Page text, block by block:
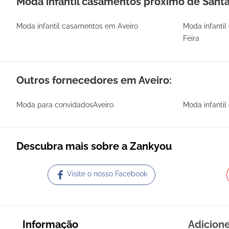
Moda infantil casamentos em Aveiro
Moda infantil
Feira
Outros fornecedores em Aveiro:
Moda para convidadosAveiro Moda infantil
Descubra mais sobre a Zankyou
Visite o nosso Facebook
Informação